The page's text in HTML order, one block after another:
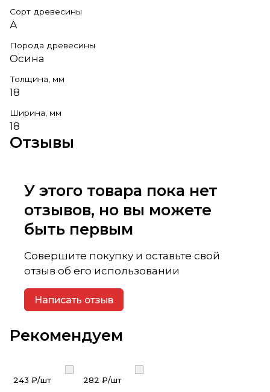
Сорт древесины
А
Порода древесины
Осина
Толщина, мм
18
Ширина, мм
18
Отзывы
У этого товара пока нет
отзывов, но вы можете
быть первым
Совершите покупку и оставьте свой
отзыв об его использовании
Написать отзыв
Рекомендуем
243 ₽/шт 282 ₽/шт